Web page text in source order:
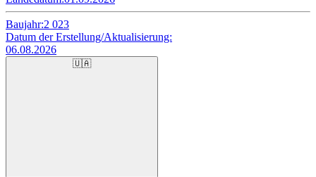
Baujahr:2 023
Datum der Erstellung/Aktualisierung:
06.08.2026
🇺🇦